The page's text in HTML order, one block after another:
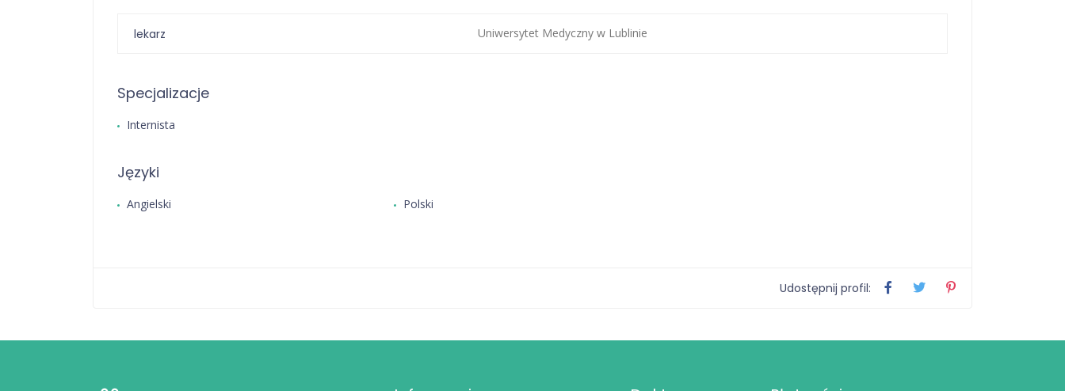
lekarz Uniwersytet Medyczny w Lublinie
Specjalizacje
Internista
Języki
Angielski Polski
Udostępnij profil: